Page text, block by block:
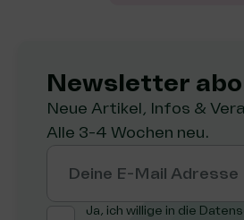
Newsletter
Neue Artikel, Infos &
Alle 3-4 Wochen neu.
Deine E-Mail Adresse
Ja, ich willige in die